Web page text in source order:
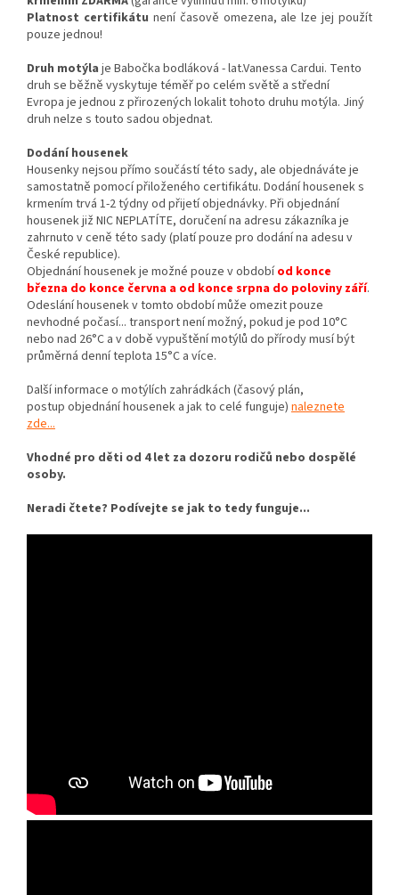
Platnost certifikátu není časově omezena, ale lze jej použít
pouze jednou!
Druh motýla je Babočka bodláková - lat.Vanessa Cardui. Tento
druh se běžně vyskytuje téměř po celém světě a střední
Evropa je jednou z přirozených lokalit tohoto druhu motýla. Jiný
druh nelze s touto sadou objednat.
Dodání housenek
Housenky nejsou přímo součástí této sady, ale objednáváte je
samostatně pomocí přiloženého certifikátu. Dodání housenek s
krmením trvá 1-2 týdny od přijetí objednávky. Při objednání
housenek již NIC NEPLATÍTE, doručení na adresu zákazníka je
zahrnuto v ceně této sady (platí pouze pro dodání na adesu v
České republice).
Objednání housenek je možné pouze v obdobíod konce
března do konce června a od konce srpna do poloviny září.
Odeslání housenek v tomto období může omezit pouze
nevhodné počasí... transport není možný, pokud je pod 10°C
nebo nad 26°C a v době vypuštění motýlů do přírody musí být
průměrná denní teplota 15°C a více.
Další informace o motýlích zahrádkách (časový plán,
postup objednání housenek a jak to celé funguje) naleznete
zde...
Vhodné pro děti od 4 let za dozoru rodičů nebo dospělé
osoby.
Neradi čtete? Podívejte se jak to tedy funguje...